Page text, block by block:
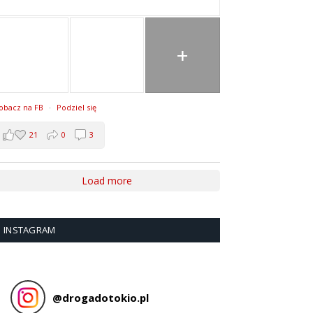
+
na FB · Podziel się
21 0 3
Load more
INSTAGRAM
@drogadotokio.pl